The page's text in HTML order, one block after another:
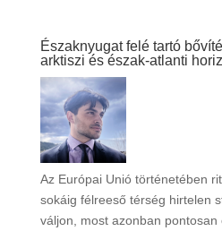
Északnyugat felé tartó
arktiszi és észak-atlanti
Az Európai Unió történetében
sokáig félreeső térség hirtelen
váljon, most azonban